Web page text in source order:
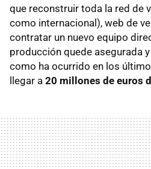
que reconstruir toda la red de
como internacional), web de
contratar un nuevo equipo
producción quede asegurada
como ha ocurrido en los
llegar a 20 millones de euros